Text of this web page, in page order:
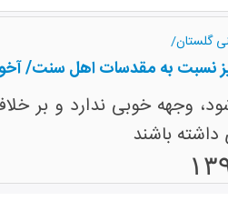
گلستان/
آمیز نسبت به مقدسات اهل
وجهه خوبی ندارد و بر
داشته باشند